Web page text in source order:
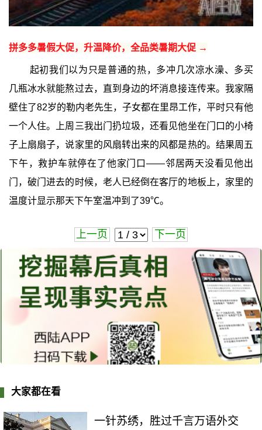
拼多多暑假大促，升温降价，全品类暑期大促 →
起初我们以为只是普通的热，多冲几次凉水澡、多买
几瓶冰水就能熬过去，直到身边的坏消息接连传来。我家隔
壁住了82岁的勒内老先生，子女都在里昂工作，平时只有他
一个人住。上周三我出门扔垃圾，还看见他坐在门口的小椅
子上扇扇子，说家里的风扇转出来的风都是热的。结果周五
下午，救护车就停在了他家门口——邻居两天没看见他出
门，破门进去的时候，老人已经倒在客厅的地板上，家里的
温度计显示那天下午室温冲到了39℃。
上一页 下一页
大家都在看
一针苏绣，胜过千言万语外交